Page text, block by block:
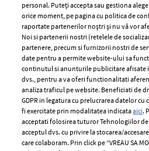
ELLE Style Awards
2024
Despre ELLE
Romania
Contact
Abonamente
personal. Puteți accepta sau gestiona
orice moment, pe pagina cu politica de
raportate partenerilor noștri și nu vă vor
Noi si partenerii nostri (retelele de
partenere, precum si furnizorii nostri de
date pentru a permite website-ului sa
continutul si anunturile publicitare afisate
dvs., pentru a va oferi functionalitati
analiza traficul pe website. Beneficiati de
GDPR in legatura cu prelucrarea datelor
fi exercitate prin modalitatea indicataaici.
acceptati folosirea tuturor Tehnologiilor
acceptul dvs. cu privire la stocarea/
care colaboram. Prin click pe “VREAU SA